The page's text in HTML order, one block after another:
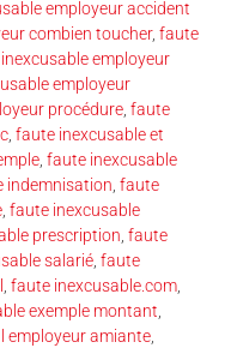
employeur accident
combien toucher, faute
employeur
employeur
procédure faute
faute inexcusable et
faute inexcusable
indemnisation faute
faute inexcusable
prescription faute
salarié faute
faute inexcusable.com
exemple montant
employeur amiante